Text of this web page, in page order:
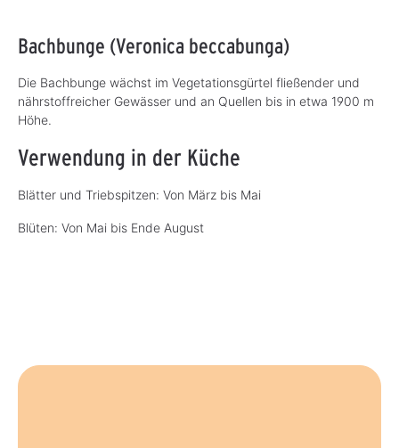
Bachbunge (Veronica beccabunga)
Die Bachbunge wächst im Vegetationsgürtel fließender und
nährstoffreicher Gewässer und an Quellen bis in etwa 1900 m
Höhe.
Verwendung in der Küche
Blätter und Triebspitzen: Von März bis Mai
Blüten: Von Mai bis Ende August